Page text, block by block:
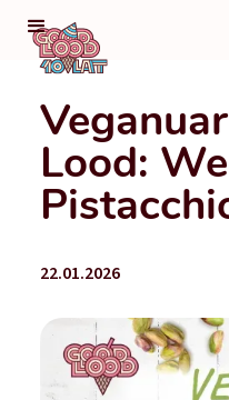
Lood:
22.01.2026